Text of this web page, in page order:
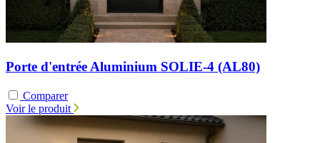
Porte d'entrée Aluminium SOLIE-4 (AL80)
Comparer
Voir le produit